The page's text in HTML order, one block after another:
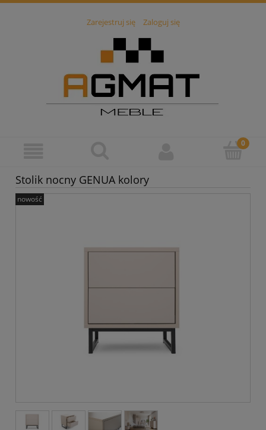
Zarejestruj się Zaloguj się
Stolik nocny GENUA kolory
nowość